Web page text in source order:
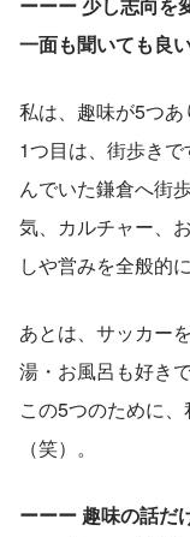
ーーー 少し志向を
一面も聞いても良
私は、趣味が5つあ
1つ目は、街歩き
んでいた鎌倉へ街
気、カルチャー、
しや営みを全般的
あとは、サッカー
湯・お風呂も好き
この5つのために
（笑）。
ーーー 趣味の話だ